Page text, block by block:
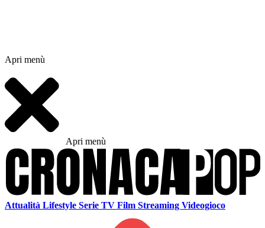
Apri menù
Apri menù
Attualità Lifestyle Serie TV Film Streaming Videogioco